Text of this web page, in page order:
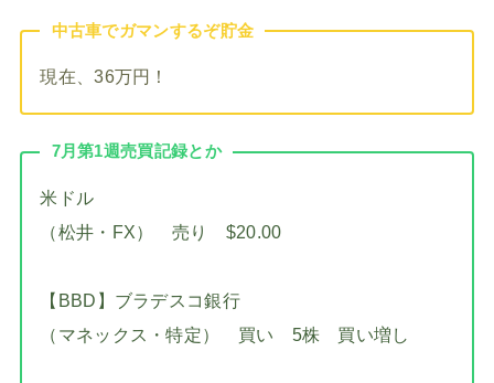
中古車でガマンするぞ貯金
現在、36万円！
7月第1週売買記録とか
米ドル
（松井・FX） 売り $20.00
【BBD】ブラデスコ銀行
（マネックス・特定） 買い 5株 買い増し